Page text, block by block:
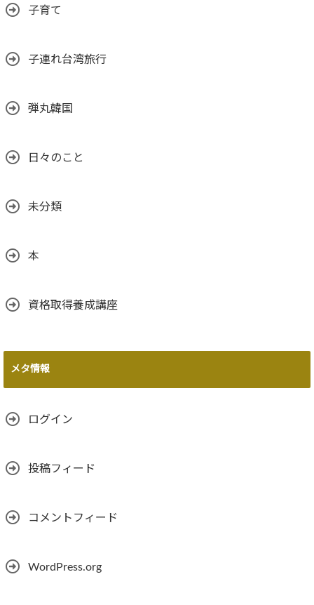
子育て
子連れ台湾旅行
弾丸韓国
日々のこと
未分類
本
資格取得養成講座
メタ情報
ログイン
投稿フィード
コメントフィード
WordPress.org